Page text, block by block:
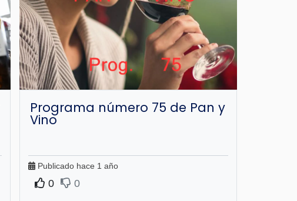
Programa número 75 de Pan y
Vino
Publicado hace 1 año
0 0